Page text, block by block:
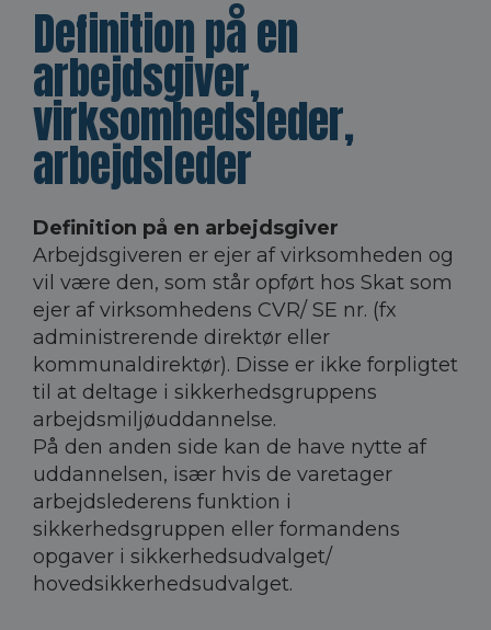
Definition på en
arbejdsgiver,
virksomhedsleder,
arbejdsleder
Definition på en arbejdsgiver
Arbejdsgiveren er ejer af virksomheden og
vil være den, som står opført hos Skat som
ejer af virksomhedens CVR/ SE nr. (fx
administrerende direktør eller
kommunaldirektør). Disse er ikke forpligtet
til at deltage i sikkerhedsgruppens
arbejdsmiljøuddannelse.
På den anden side kan de have nytte af
uddannelsen, især hvis de varetager
arbejdslederens funktion i
sikkerhedsgruppen eller formandens
opgaver i sikkerhedsudvalget/
hovedsikkerhedsudvalget.